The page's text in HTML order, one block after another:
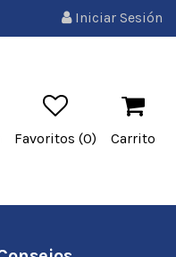
Iniciar Sesión
Favoritos (0) Carrito